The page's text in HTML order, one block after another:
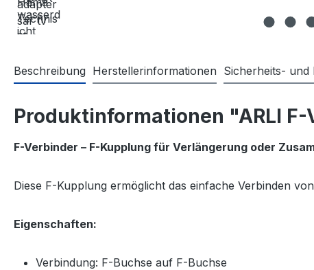
Beschreibung Herstellerinformationen Sicherheits-
Produktinformationen "ARLI
F-Verbinder – F-Kupplung für Verlängerung oder
Diese F-Kupplung ermöglicht das einfache Verbinden
Eigenschaften:
Verbindung: F-Buchse auf F-Buchse